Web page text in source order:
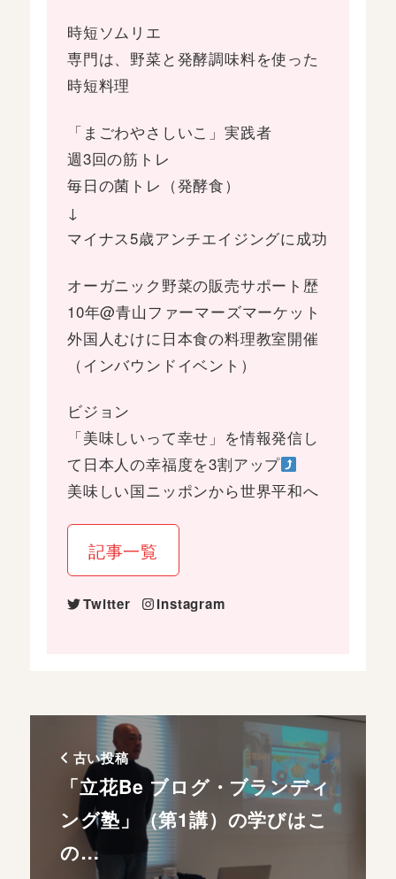
時短ソムリエ
専門は、野菜と発酵調味料を使った
時短料理
「まごわやさしいこ」実践者
週3回の筋トレ
毎日の菌トレ（発酵食）
↓
マイナス5歳アンチエイジングに成功
オーガニック野菜の販売サポート歴
10年@青山ファーマーズマーケット
外国人むけに日本食の料理教室開催
（インバウンドイベント）
ビジョン
「美味しいって幸せ」を情報発信し
て日本人の幸福度を3割アップ
美味しい国ニッポンから世界平和へ
記事一覧
Twitter Instagram
古い投稿
「立花Be ブログ・ブランディ
ング塾」（第1講）の学びはこ
の…